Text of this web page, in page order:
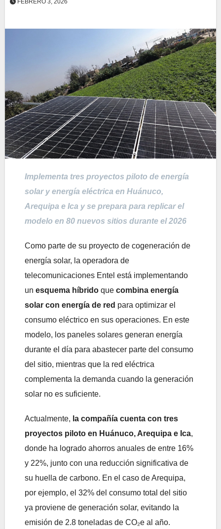
Implementa tres proyectos piloto de energía
solar y energía eléctrica en Huánuco,
Arequipa e Ica y se prepara para replicar el
modelo en 80 nuevos sitios durante el 2026
Como parte de su proyecto de cogeneración de
energía solar, la operadora de
telecomunicaciones Entel está implementando
un esquema híbrido que combina energía
solar con energía de red para optimizar el
consumo eléctrico en sus operaciones. En este
modelo, los paneles solares generan energía
durante el día para abastecer parte del consumo
del sitio, mientras que la red eléctrica
complementa la demanda cuando la generación
solar no es suficiente.
Actualmente, la compañía cuenta con tres
proyectos piloto en Huánuco, Arequipa e Ica,
donde ha logrado ahorros anuales de entre 16%
y 22%, junto con una reducción significativa de
su huella de carbono. En el caso de Arequipa,
por ejemplo, el 32% del consumo total del sitio
ya proviene de generación solar, evitando la
emisión de 2.8 toneladas de CO₂e al año.